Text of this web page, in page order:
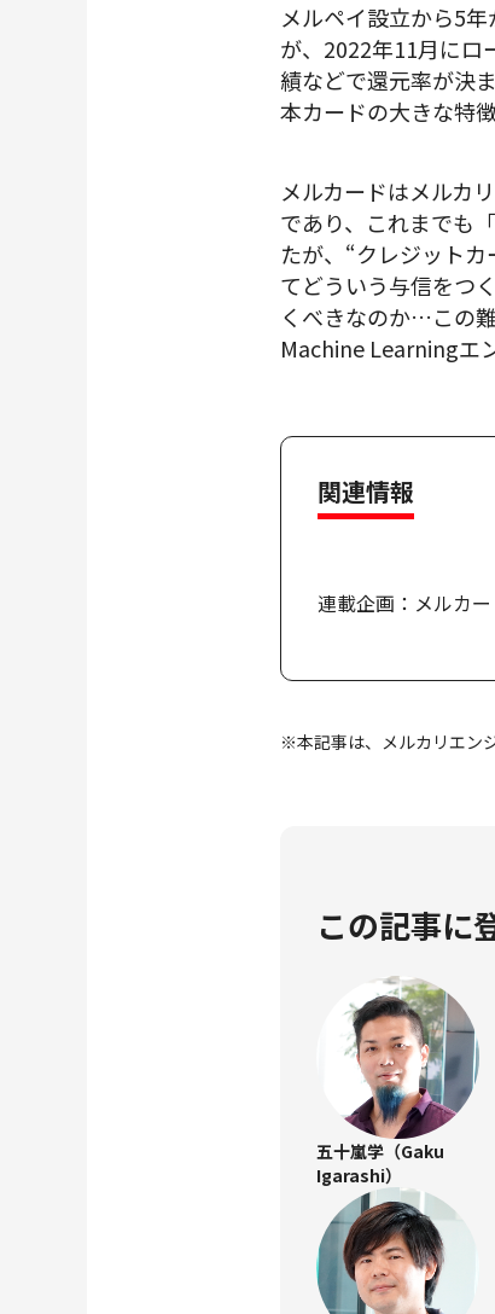
メルペイ設立から5
が、2022年11月にロ
績などで還元率が決
本カードの大きな特徴
メルカードはメルカ
であり、これまでも
たが、“クレジット
てどういう与信をつ
くべきなのか…この
Machine Learningエ
関連情報
連載企画：メルカ
※本記事は、メルカリエン
この記事に
五十嵐学（Gaku
Igarashi）